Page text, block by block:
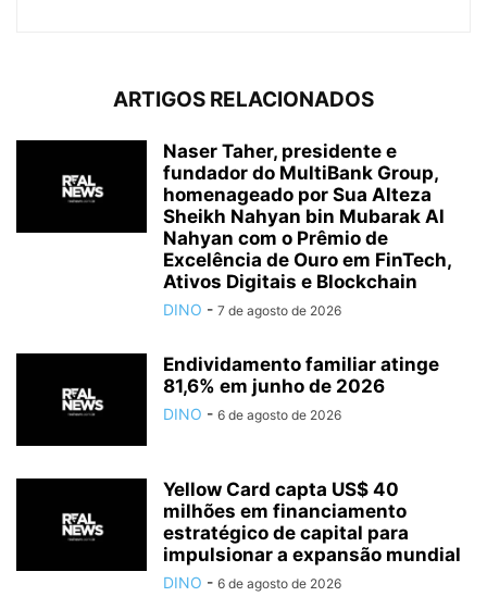
ARTIGOS RELACIONADOS
Naser Taher, presidente e
fundador do MultiBank Group,
homenageado por Sua Alteza
Sheikh Nahyan bin Mubarak Al
Nahyan com o Prêmio de
Excelência de Ouro em FinTech,
Ativos Digitais e Blockchain
DINO - 7 de agosto de 2026
Endividamento familiar atinge
81,6% em junho de 2026
DINO - 6 de agosto de 2026
Yellow Card capta US$ 40
milhões em financiamento
estratégico de capital para
impulsionar a expansão mundial
DINO - 6 de agosto de 2026